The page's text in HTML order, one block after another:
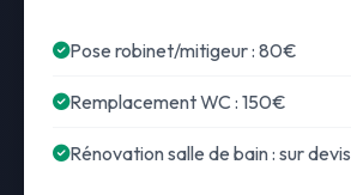
Pose robinet/mitigeur : 80€
Remplacement WC : 150€
Rénovation salle de bain : sur devis